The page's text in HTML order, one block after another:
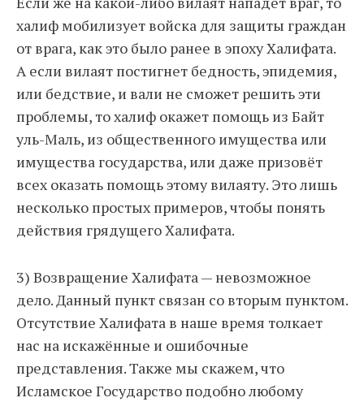
халиф мобилизует войска для защиты граждан
от врага, как это было ранее в эпоху Халифата.
А если вилаят постигнет бедность, эпидемия,
или бедствие, и вали не сможет решить эти
проблемы, то халиф окажет помощь из Байт
уль-Маль, из общественного имущества или
имущества государства, или даже призовёт
всех оказать помощь этому вилаяту. Это лишь
несколько простых примеров, чтобы понять
действия грядущего Халифата.
3) Возвращение Халифата — невозможное
дело. Данный пункт связан со вторым пунктом.
Отсутствие Халифата в наше время толкает
нас на искажённые и ошибочные
представления. Также мы скажем, что
Исламское Государство подобно любому